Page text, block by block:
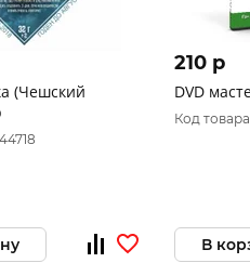
(Чешский
210 p
DVD
Код
В